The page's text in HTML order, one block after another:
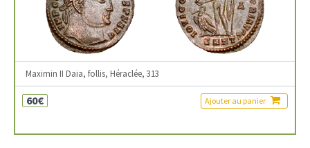
Maximin II Daia, follis, Héraclée, 313
60€ Ajouter au panier